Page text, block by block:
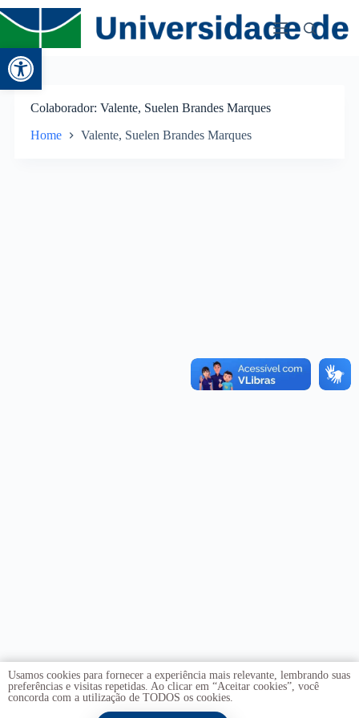
Abrir a barra de ferramentas
Colaborador Valente, Suelen Brandes Marques
Home Valente, Suelen Brandes Marques
Usamos cookies para fornecer a experiência mais relevante, lembrando suas
preferências e visitas repetidas. Ao clicar em “Aceitar cookies”, você
concorda com a utilização de TODOS os cookies.